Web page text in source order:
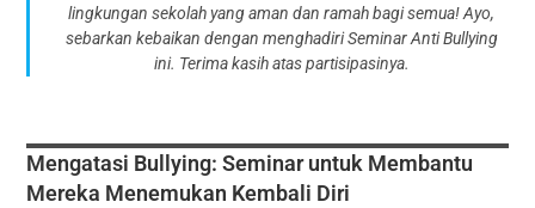
lingkungan sekolah yang aman dan ramah bagi semua! Ayo,
sebarkan kebaikan dengan menghadiri Seminar Anti Bullying
ini. Terima kasih atas partisipasinya.
Mengatasi Bullying: Seminar untuk Membantu
Mereka Menemukan Kembali Diri